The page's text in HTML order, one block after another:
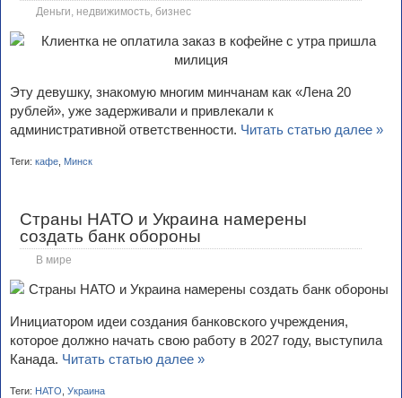
Деньги, недвижимость, бизнес
Эту девушку, знакомую многим минчанам как «Лена 20
рублей», уже задерживали и привлекали к
административной ответственности. Читать статью далее »
Теги: кафе Минск
Страны НАТО и Украина намерены
создать банк обороны
В мире
Инициатором идеи создания банковского учреждения,
которое должно начать свою работу в 2027 году, выступила
Канада. Читать статью далее »
Теги: НАТО Украина